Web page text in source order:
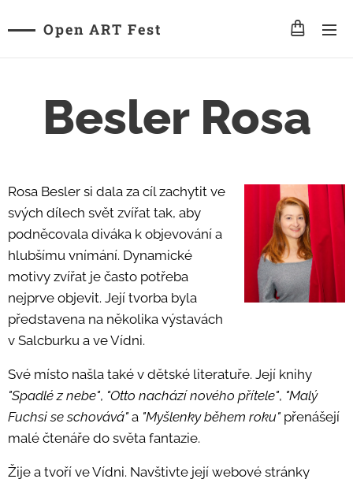
Open ART Fest
Besler Rosa
Rosa Besler si dala za cíl zachytit ve
svých dílech svět zvířat tak, aby
podněcovala diváka k objevování a
hlubšímu vnímání. Dynamické
motivy zvířat je často potřeba
nejprve objevit. Její tvorba byla
představena na několika výstavách
v Salcburku a ve Vídni.
Své místo našla také v dětské literatuře. Její knihy
"Spadlé z nebe", "Otto nachází nového přítele", "Malý
Fuchsi se schovává" a "Myšlenky během roku" přenášejí
malé čtenáře do světa fantazie.
Žije a tvoří ve Vídni. Navštivte její webové stránky